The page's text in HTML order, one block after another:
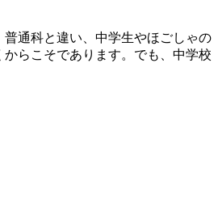
通科と違い、中学生やほごしゃの
らこそであります。でも、中学校